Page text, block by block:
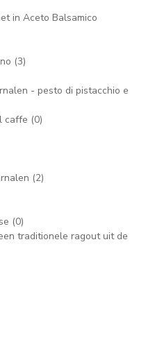
in Aceto Balsamico
(3)
- pesto di pistacchio e
caffe (0)
(2)
(0)
traditionele ragout uit de